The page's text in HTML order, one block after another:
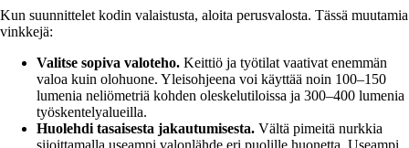
Kun suunnittelet kodin valaistusta, aloita perusvalosta. Tässä muutamia
vinkkejä:
Valitse sopiva valoteho. Keittiö ja työtilat vaativat enemmän
valoa kuin olohuone. Yleisohjeena voi käyttää noin 100–150
lumenia neliömetriä kohden oleskelutiloissa ja 300–400 lumenia
työskentelyalueilla.
Huolehdi tasaisesta jakautumisesta. Vältä pimeitä nurkkia